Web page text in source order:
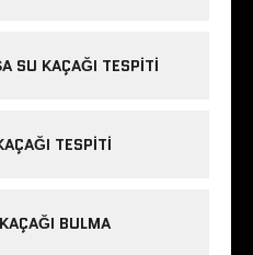
SU KAÇAĞI TESPITI
TESPITI
BULMA